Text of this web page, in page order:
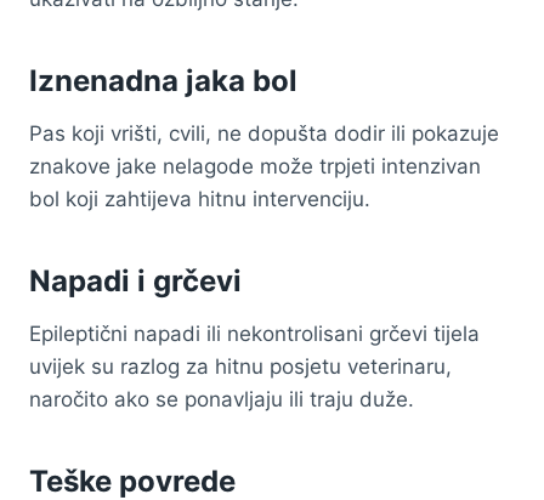
Iznenadna jaka bol
Pas koji vrišti, cvili, ne dopušta dodir ili pokazuje
znakove jake nelagode može trpjeti intenzivan
bol koji zahtijeva hitnu intervenciju.
Napadi i grčevi
Epileptični napadi ili nekontrolisani grčevi tijela
uvijek su razlog za hitnu posjetu veterinaru,
naročito ako se ponavljaju ili traju duže.
Teške povrede